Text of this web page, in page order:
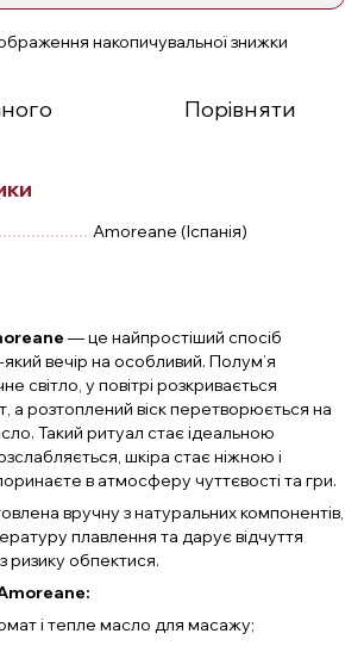
накопичувальної знижки
Порівняти
Amoreane (Іспанія)
— це найпростіший спосіб
вечір на особливий. Полум’я
світло, у повітрі розкривається
а розтоплений віск перетворюється на
Такий ритуал стає ідеальною
шкіра стає ніжною і
в атмосферу чуттєвості та гри.
вручну з натуральних компонентів,
плавлення та дарує відчуття
ризику обпектися.
і тепле масло для масажу;